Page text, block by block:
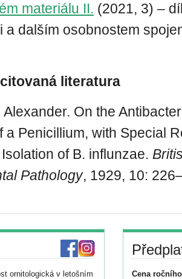
materiálu II. (2021, 3) –
a dalším osobnostem
literatura
Alexander. On the
a Penicillium, with Special
of B. influnzae.
Pathology, 1929, 10:
ornitologická v letošním
Cena